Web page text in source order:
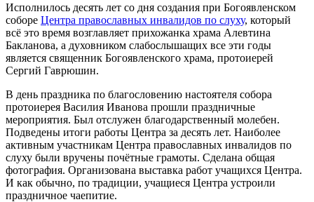
Исполнилось десять лет со дня создания при Богоявленском
соборе Центра православных инвалидов по слуху, который
всё это время возглавляет прихожанка храма Алевтина
Бакланова, а духовником слабослышащих все эти годы
является священник Богоявленского храма, протоиерей
Сергий Гаврюшин.
В день праздника по благословению настоятеля собора
протоиерея Василия Иванова прошли праздничные
мероприятия. Был отслужен благодарственный молебен.
Подведены итоги работы Центра за десять лет. Наиболее
активным участникам Центра православных инвалидов по
слуху были вручены почётные грамоты. Сделана общая
фотография. Организована выставка работ учащихся Центра.
И как обычно, по традиции, учащиеся Центра устроили
праздничное чаепитие.